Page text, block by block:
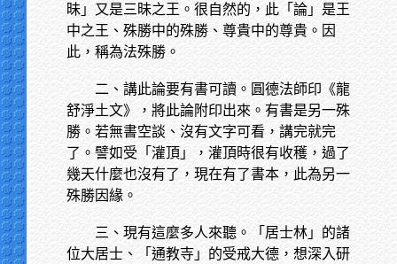
昧」又是三昧之王。很自然的，此「論」是王
中之王、殊勝中的殊勝、尊貴中的尊貴。因
此，稱為法殊勝。
二、講此論要有書可讀。圓德法師印《龍
舒淨土文》，將此論附印出來。有書是另一殊
勝。若無書空談、沒有文字可看，講完就完
了。譬如受「灌頂」，灌頂時很有收穫，過了
幾天什麼也沒有了，現在有了書本，此為另一
殊勝因緣。
三、現有這麼多人來聽。「居士林」的諸
位大居士、「通教寺」的受戒大德，想深入研